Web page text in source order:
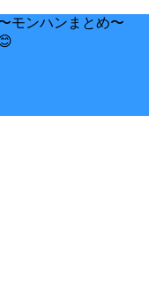
モンハンまとめ〜